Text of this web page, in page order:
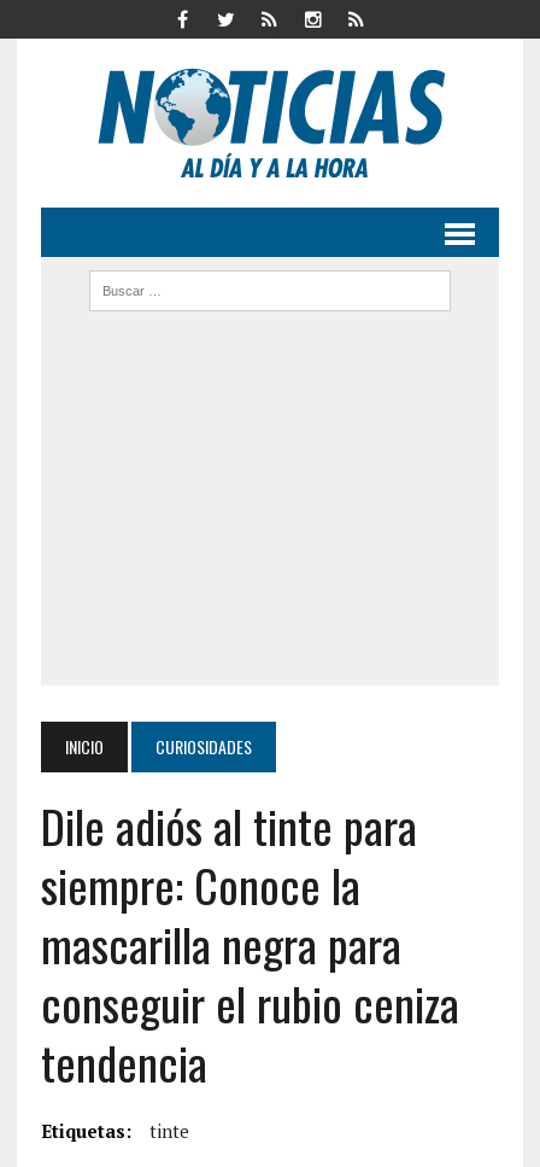
INICIO CURIOSIDADES
Dile adiós al tinte para
siempre: Conoce la
mascarilla negra para
conseguir el rubio ceniza
tendencia
Etiquetas: tinte